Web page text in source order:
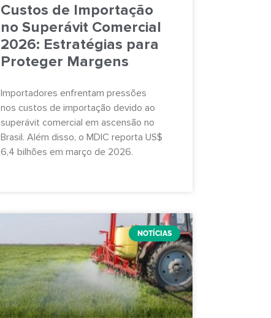
Custos de Importação
no Superávit Comercial
2026: Estratégias para
Proteger Margens
Importadores enfrentam pressões
nos custos de importação devido ao
superávit comercial em ascensão no
Brasil. Além disso, o MDIC reporta US$
6,4 bilhões em março de 2026.
NOTÍCIAS